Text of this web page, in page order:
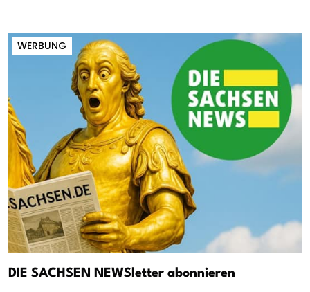
WERBUNG
DIE SACHSEN NEWSletter abonnieren